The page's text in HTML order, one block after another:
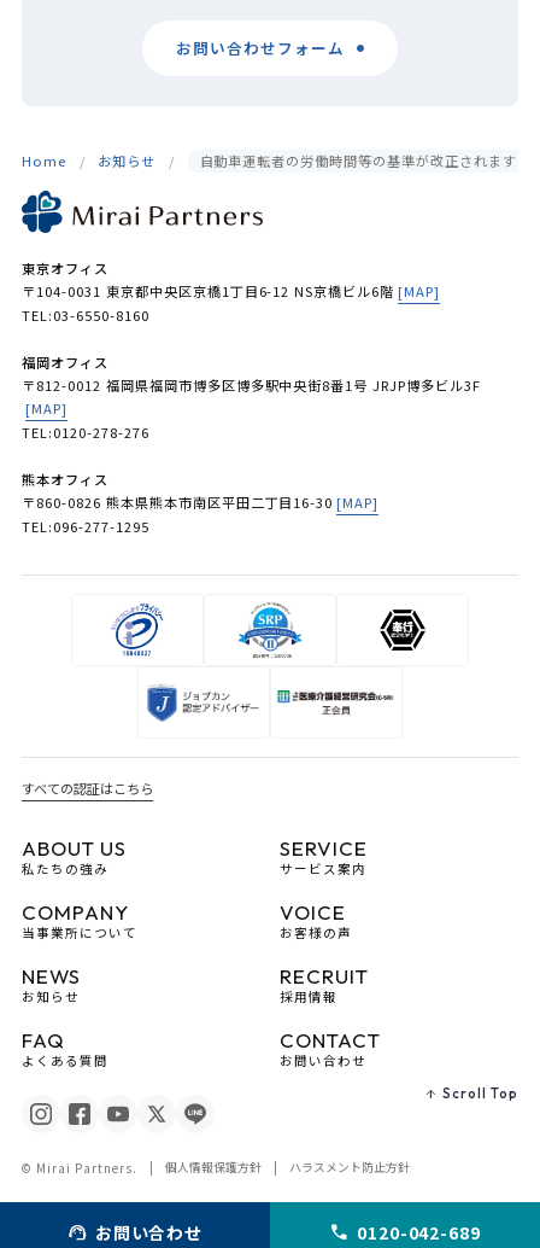
お問い合わせ 0120-042-689
お問い合わせフォーム
Home お知らせ 自動車運転者の労働時間等の基準が改正されます
Scroll Top
東京オフィス
〒104-0031 東京都中央区京橋1丁目6-12 NS京橋ビル6階 [MAP]
TEL:03-6550-8160
福岡オフィス
〒812-0012 福岡県福岡市博多区博多駅中央街8番1号 JRJP博多ビル3F
[MAP]
TEL:0120-278-276
熊本オフィス
〒860-0826 熊本県熊本市南区平田二丁目16-30 [MAP]
TEL:096-277-1295
すべての認証はこちら
ABOUT US
私たちの強み
SERVICE
サービス案内
COMPANY
当事業所について
VOICE
お客様の声
NEWS
お知らせ
RECRUIT
採用情報
FAQ
よくある質問
CONTACT
お問い合わせ
© Mirai Partners. 個人情報保護方針 ハラスメント防止方針